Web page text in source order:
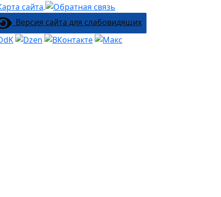
Версия сайта для слабовидящих